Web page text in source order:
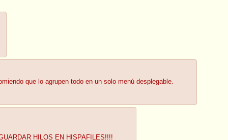
que lo agrupen todo en un solo menú desplegable.
HILOS EN HISPAFILES!!!!